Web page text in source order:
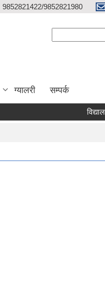
9852821422/9852821980
ग्यालरी सम्पर्क